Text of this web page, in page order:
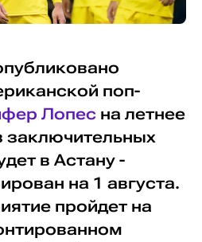
поп-
Лопес на летнее
заключительных
в Астану -
на 1 августа.
пройдет на